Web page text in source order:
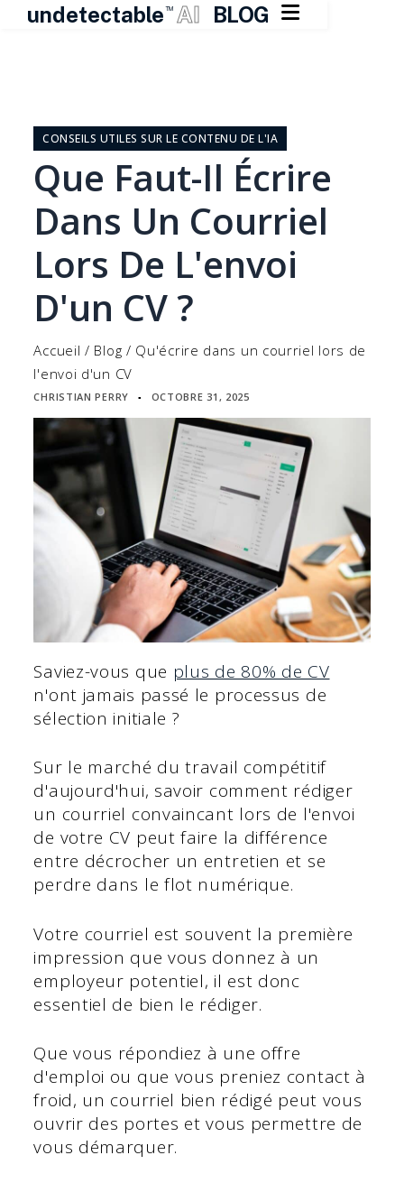
undetectable TM AI BLOG 
contentCONSEILS UTILES SUR LE CONTENU DE L'IA
Que Faut-Il Écrire
Dans Un Courriel
Lors De L'envoi
D'un CV ?
Accueil / Blog / Qu'écrire dans un courriel lors de
l'envoi d'un CV
CHRISTIAN PERRY ▪ OCTOBRE 31, 2025
Saviez-vous que plus de 80% de CV
n'ont jamais passé le processus de
sélection initiale ?
Sur le marché du travail compétitif
d'aujourd'hui, savoir comment rédiger
un courriel convaincant lors de l'envoi
de votre CV peut faire la différence
entre décrocher un entretien et se
perdre dans le flot numérique.
Votre courriel est souvent la première
impression que vous donnez à un
employeur potentiel, il est donc
essentiel de bien le rédiger.
Que vous répondiez à une offre
d'emploi ou que vous preniez contact à
froid, un courriel bien rédigé peut vous
ouvrir des portes et vous permettre de
vous démarquer.